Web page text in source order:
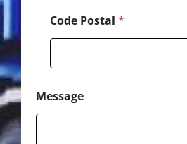
Code Postal *
Message